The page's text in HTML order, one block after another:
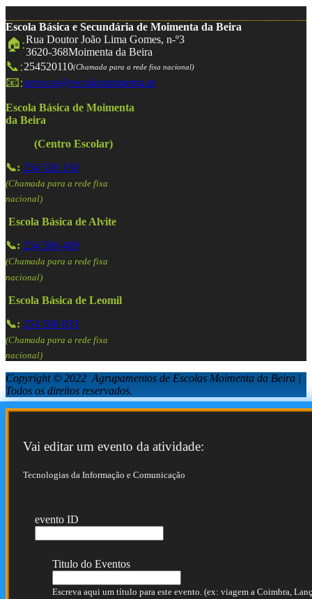
Escola Básica e Secundária de Moimenta da Beira
🏠:Rua Doutor João Lima Gomes, n-º3
3620-368Moimenta da Beira
📞:254520110(Chamada para a rede fixa nacional)
📧:servicos@escolasmoimenta.pt
Escola Básica de Moimenta
da Beira
(Centro Escolar)
📞: 254 520 150
(Chamada para a rede fixa
nacional)
Escola Básica de Alvite
📞: 254 586 409
(Chamada para a rede fixa
nacional)
Escola Básica de Leomil
📞: 254 586 833
(Chamada para a rede fixa
nacional)
Copyright © 2022 Agrupamentos de Escolas Moimenta da Beira |
Todos os direitos reservados.
Vai editar um evento da atividade:
Tecnologias da Informação e Comunicação
evento ID
Titulo do Eventos
Escreva aqui um título para este evento. (ex: viagem a Coimbra,